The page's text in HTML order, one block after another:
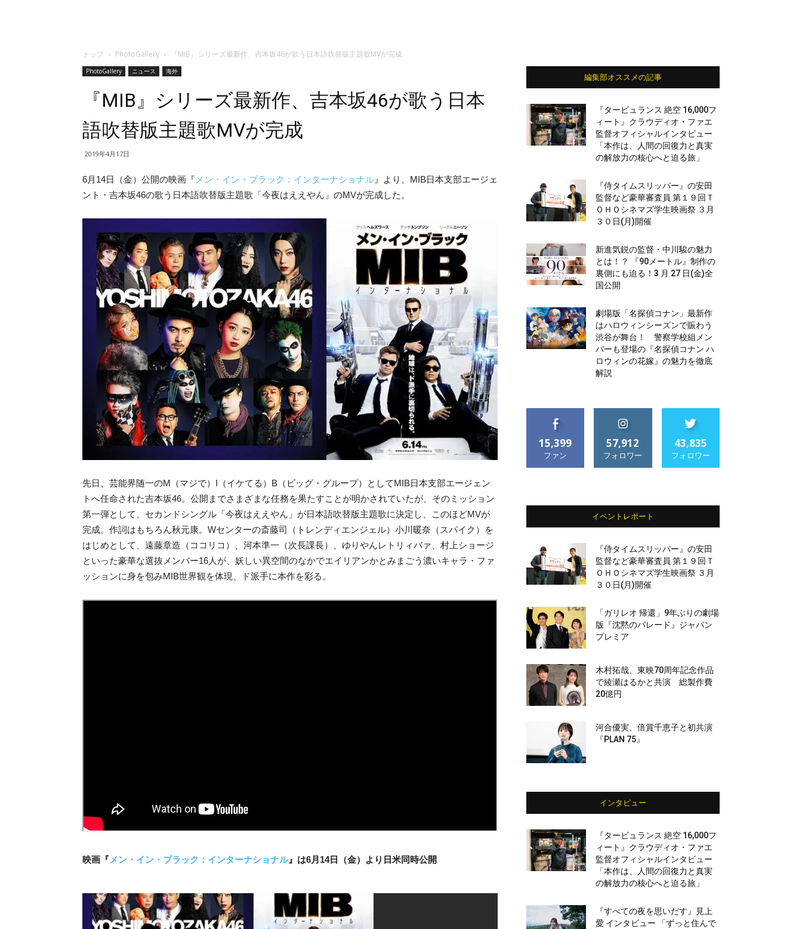
トップ PhotoGallery 『MIB』シリーズ最新作、吉本坂46が歌う日本語吹替版主題歌MVが完成
PhotoGallery ニュース 海外
『MIB』シリーズ最新作、吉本坂46が歌う日本
語吹替版主題歌MVが完成
2019年4月17日
6月14日（金）公開の映画『 メン・イン・ブラック：インターナショナル 』より、MIB日本支部エージェ
ント・吉本坂46の歌う日本語吹替版主題歌「今夜はええやん」のMVが完成した。
先日、芸能界随一のM（マジで）I（イケてる）B（ビッグ・グループ）としてMIB日本支部エージェン
トへ任命された吉本坂46。公開までさまざまな任務を果たすことが明かされていたが、そのミッション
第一弾として、セカンドシングル「今夜はええやん」が日本語吹替版主題歌に決定し、このほどMVが
完成。作詞はもちろん秋元康。Wセンターの斎藤司（トレンディエンジェル）小川暖奈（スパイク）を
はじめとして、遠藤章造（ココリコ）、河本準一（次長課長）、ゆりやんレトリィバァ、村上ショージ
といった豪華な選抜メンバー16人が、妖しい異空間のなかでエイリアンかとみまごう濃いキャラ・ファ
ッションに身を包みMIB世界観を体現、ド派手に本作を彩る。
映画『 メン・イン・ブラック：インターナショナル』は6月14日（金）より日米同時公開
編集部オススメの記事
『タービュランス 絶空 16,000フ
ィート』クラウディオ・ファエ
監督オフィシャルインタビュー
「本作は、人間の回復力と真実
の解放力の核心へと迫る旅」
『侍タイムスリッパー』の安田
監督など豪華審査員 第１９回Ｔ
ＯＨＯシネマズ学生映画祭 ３月
３０日(月)開催
新進気鋭の監督・中川駿の魅力
とは！？ 『90メートル』制作の
裏側にも迫る！3 月 27 日(金)全
国公開
劇場版「名探偵コナン」最新作
はハロウィンシーズンで賑わう
渋谷が舞台！ 警察学校組メン
バーも登場の『名探偵コナン ハ
ロウィンの花嫁』の魅力を徹底
解説
15,399
ファン
57,912
フォロワー
43,835
フォロワー
イベントレポート
『侍タイムスリッパー』の安田
監督など豪華審査員 第１９回Ｔ
ＯＨＯシネマズ学生映画祭 ３月
３０日(月)開催
「ガリレオ 帰還」9年ぶりの劇場
版『沈黙のパレード』ジャパン
プレミア
木村拓哉、東映70周年記念作品
で綾瀬はるかと共演 総製作費
20億円
河合優実、倍賞千恵子と初共演
『PLAN 75』
インタビュー
『タービュランス 絶空 16,000フ
ィート』クラウディオ・ファエ
監督オフィシャルインタビュー
「本作は、人間の回復力と真実
の解放力の核心へと迫る旅」
『すべての夜を思いだす』見上
愛 インタビュー 「ずっと住んで